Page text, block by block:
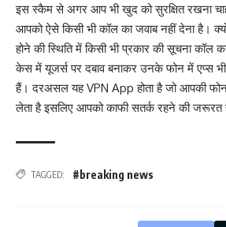
इस स्कैम से अगर आप भी खुद को सुरक्षित रखना
आपको ऐसे किसी भी कॉल का जवाब नहीं देना है।
होने की स्थिति में किसी भी प्रकार की सूचना कॉल
केस में यूजर्स पर दबाव बनाकर उनके फोन में एप्स
हैं। दरअसल यह VPN App होता है जो आपकी फोन
लेता है इसलिए आपको काफी सतर्क रहने की जरूरत
TAGGED: #breaking news